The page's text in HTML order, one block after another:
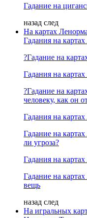
Гадание на
назад след
На картах
Гадания на
?Гадание на
Гадания на
?Гадание на
человеку, как он
Гадания на
Гадание на
ли угроза?
Гадания на
Гадание на
вещь
назад след
На игральных